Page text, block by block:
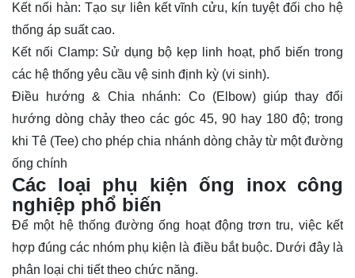
Kết nối hàn: Tạo sự liên kết vĩnh cửu, kín tuyệt đối cho hệ
thống áp suất cao.
Kết nối Clamp: Sử dụng bộ kẹp linh hoạt, phổ biến trong
các hệ thống yêu cầu vệ sinh định kỳ (vi sinh).
Điều hướng & Chia nhánh: Co (Elbow) giúp thay đổi
hướng dòng chảy theo các góc 45, 90 hay 180 độ; trong
khi Tê (Tee) cho phép chia nhánh dòng chảy từ một đường
ống chính
Các loại phụ kiện ống inox công
nghiệp phổ biến
Để một hệ thống đường ống hoạt động trơn tru, việc kết
hợp đúng các nhóm phụ kiện là điều bắt buộc. Dưới đây là
phân loại chi tiết theo chức năng.